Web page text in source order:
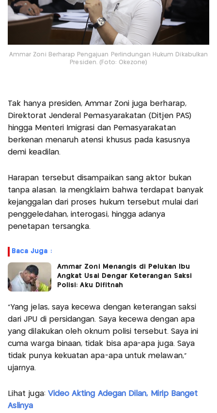
Ammar Zoni Berharap Pengajuan Perlindungan Hukum Dikabulkan
Presiden. (Foto: Okezone)
Tak hanya presiden, Ammar Zoni juga berharap,
Direktorat Jenderal Pemasyarakatan (Ditjen PAS)
hingga Menteri Imigrasi dan Pemasyarakatan
berkenan menaruh atensi khusus pada kasusnya
demi keadilan.
Harapan tersebut disampaikan sang aktor bukan
tanpa alasan. Ia mengklaim bahwa terdapat banyak
kejanggalan dari proses hukum tersebut mulai dari
penggeledahan, interogasi, hingga adanya
penetapan tersangka.
Baca Juga :
Ammar Zoni Menangis di Pelukan Ibu
Angkat Usai Dengar Keterangan Saksi
Polisi: Aku Difitnah
“Yang jelas, saya kecewa dengan keterangan saksi
dari JPU di persidangan. Saya kecewa dengan apa
yang dilakukan oleh oknum polisi tersebut. Saya ini
cuma warga binaan, tidak bisa apa-apa juga. Saya
tidak punya kekuatan apa-apa untuk melawan,”
ujarnya.
Lihat juga: Video Akting Adegan Dilan, Mirip Banget
Aslinya